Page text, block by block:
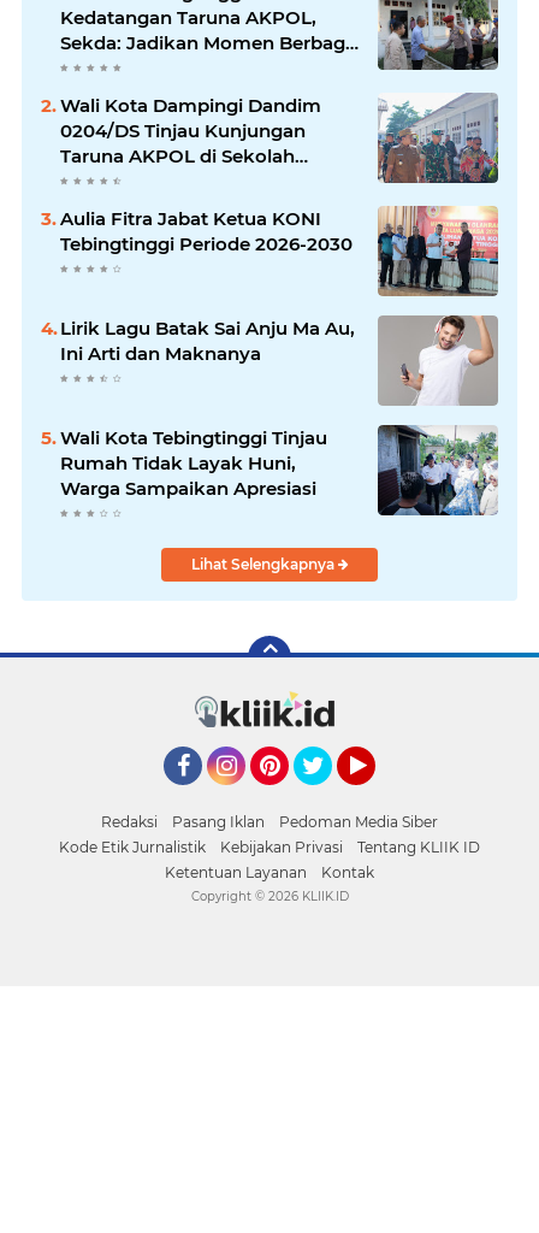
Kedatangan Taruna AKPOL,
Sekda: Jadikan Momen Berbagi
Ilmu
Wali Kota Dampingi Dandim
0204/DS Tinjau Kunjungan
Taruna AKPOL di Sekolah
Rakyat Tebingtinggi
Aulia Fitra Jabat Ketua KONI
Tebingtinggi Periode 2026-2030
Lirik Lagu Batak Sai Anju Ma Au,
Ini Arti dan Maknanya
Wali Kota Tebingtinggi Tinjau
Rumah Tidak Layak Huni,
Warga Sampaikan Apresiasi
Lihat Selengkapnya
Redaksi Pasang Iklan
Pedoman Media Siber
Kode Etik Jurnalistik
Kebijakan Privasi
Tentang KLIIK ID
Ketentuan Layanan
Kontak
Copyright © 2026 KLIIK.ID